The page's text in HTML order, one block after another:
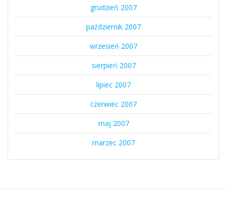
grudzień 2007
październik 2007
wrzesień 2007
sierpień 2007
lipiec 2007
czerwiec 2007
maj 2007
marzec 2007